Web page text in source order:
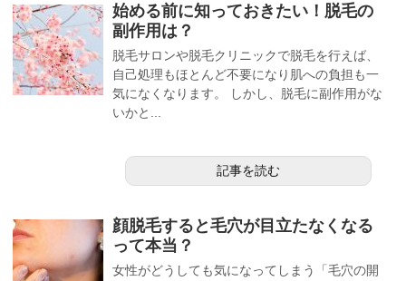
始める前に知っておきたい！脱毛の
副作用は？
脱毛サロンや脱毛クリニックで脱毛を行えば、
自己処理もほとんど不要になり肌への負担も一
気になくなります。 しかし、脱毛に副作用がな
いかと...
記事を読む
顔脱毛すると毛穴が目立たなくなる
って本当？
女性がどうしても気になってしまう「毛穴の開